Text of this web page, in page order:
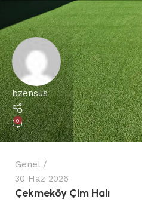
bzensus
0
Genel
30 Haz 2026
Çekmeköy Çim Halı